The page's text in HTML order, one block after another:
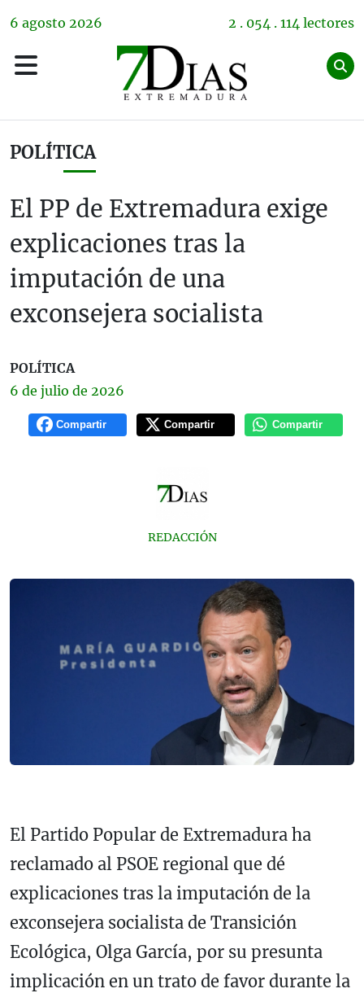
6 agosto 2026 2 . 054 . 114 lectores
POLÍTICA
El PP de Extremadura exige
explicaciones tras la
imputación de una
exconsejera socialista
POLÍTICA
6 de julio de 2026
Compartir Compartir Compartir
REDACCIÓN
El Partido Popular de Extremadura ha
reclamado al PSOE regional que dé
explicaciones tras la imputación de la
exconsejera socialista de Transición
Ecológica, Olga García, por su presunta
implicación en un trato de favor durante la